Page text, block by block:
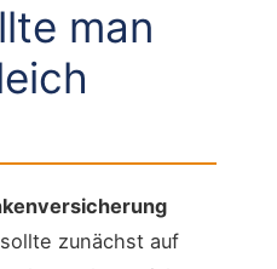
man
zunächst auf